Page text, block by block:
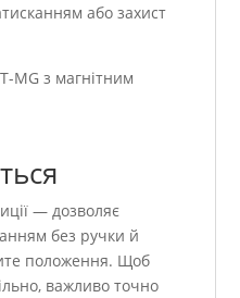
або захист
MG з магнітним
— дозволяє
без ручки й
положення. Щоб
важливо точно